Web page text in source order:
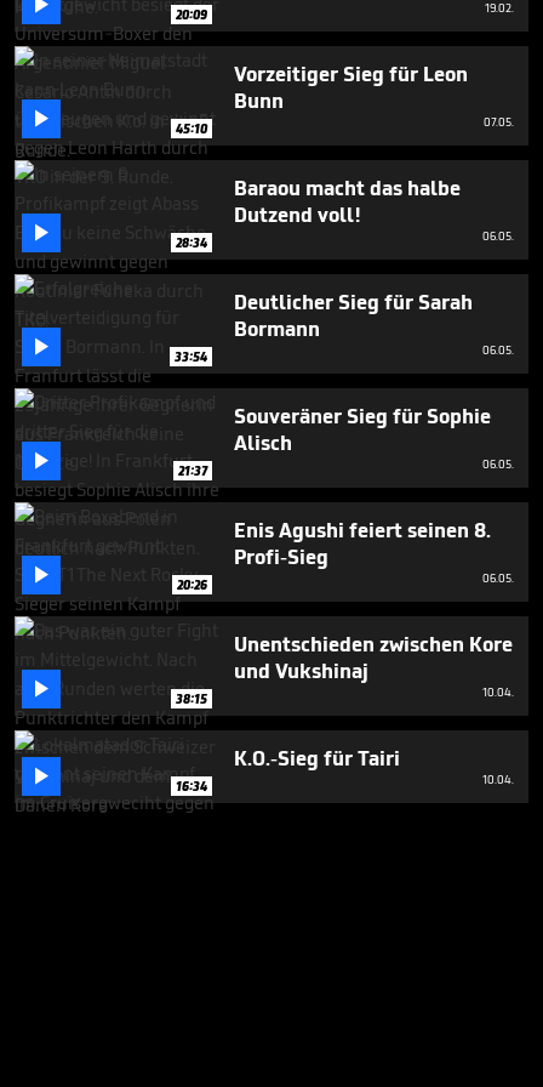
minutes,
18
seconds
20:09 19.02.
 45:10
Vorzeitiger Sieg für Leon
Bunn
07.05.
 28:34
Baraou macht das halbe
Dutzend voll!
06.05.
 33:54
Deutlicher Sieg für Sarah
Bormann
06.05.
 21:37
Souveräner Sieg für Sophie
Alisch
06.05.
 20:26
Enis Agushi feiert seinen 8.
Profi-Sieg
06.05.
 38:15
Unentschieden zwischen Kore
und Vukshinaj
10.04.
 16:34
K.O.-Sieg für Tairi
10.04.